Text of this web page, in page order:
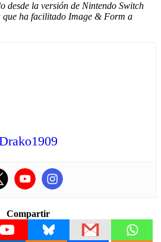
desde la versión de Nintendo Switch
que ha facilitado Image & Form a
Compartir